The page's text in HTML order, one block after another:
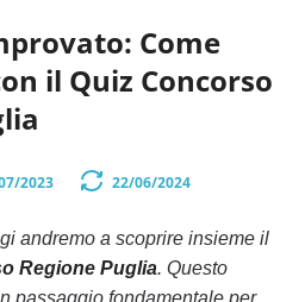
Come
il Quiz Concorso
2023 22/06/2024
andremo a scoprire insieme il
Regione Puglia. Questo
passaggio fondamentale per